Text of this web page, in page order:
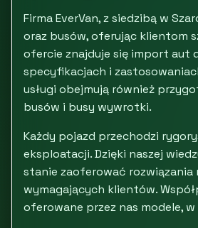
Firma EverVan, z siedzibą w
oraz busów, oferując klientom
ofercie znajduje się import aut
specyfikacjach i
usługi obejmują również
busów i busy wywrotki.
Każdy pojazd przechodzi
eksploatacji. Dzięki naszej
stanie zaoferować rozwiązania
wymagających klientów.
oferowane przez nas modele,